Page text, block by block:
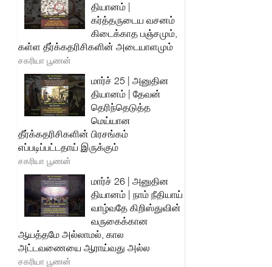
தியானம் |
கர்த்தருடைய வசனம்
கிடைக்காத பஞ்சமும்,
கள்ள தீர்க்கதரிசிகளின் அடையாளமும்
சகரியா பூணன்
மார்ச் 25 | அனுதின
தியானம் | தேவன்
தெரிந்தெடுத்த
மெய்யான
தீர்க்கதரிசிகளின் பிரசங்கம்
எப்படிப்பட்டதாய் இருக்கும்
சகரியா பூணன்
மார்ச் 26 | அனுதின
தியானம் | நாம் நீதியாய்
வாழ்வதே கிறிஸ்துவின்
வருகைக்கான
ஆயத்தமே அல்லாமல், கால
அட்டவணையை ஆராய்வது அல்ல
சகரியா பூணன்